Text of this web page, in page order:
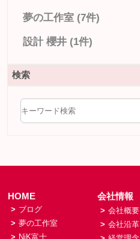
夢の工作室 (7件)
設計 櫻井 (1件)
検索
HOME
> ブログ
> 夢の工作室
> NiK富士
会社情報
> 会社概要
> 会社沿革